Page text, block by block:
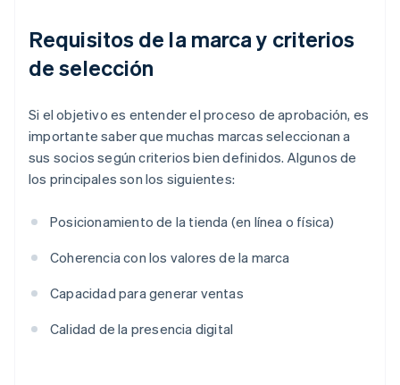
Requisitos de la marca y criterios
de selección
Si el objetivo es entender el proceso de aprobación, es
importante saber que muchas marcas seleccionan a
sus socios según criterios bien definidos. Algunos de
los principales son los siguientes:
Posicionamiento de la tienda (en línea o física)
Coherencia con los valores de la marca
Capacidad para generar ventas
Calidad de la presencia digital